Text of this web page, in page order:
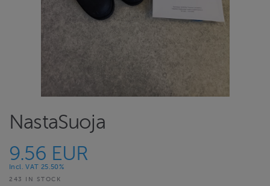
NastaSuoja
9.56 EUR
Incl. VAT 25.50%
243 IN STOCK